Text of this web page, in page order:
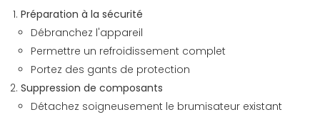
Préparation à la sécurité
Débranchez l'appareil
Permettre un refroidissement complet
Portez des gants de protection
Suppression de composants
Détachez soigneusement le brumisateur existant